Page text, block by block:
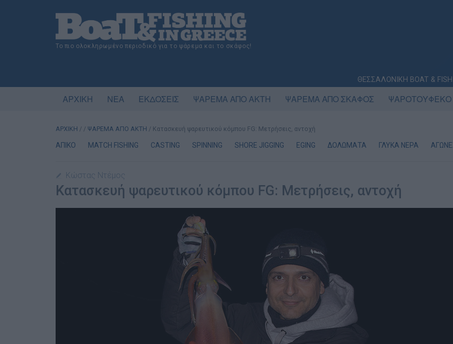
Το πιο ολοκληρωμένο περιοδικό για το ψάρεμα και το σκάφος!
ΘΕΣΣΑΛΟΝΙΚΗ BOAT &
ΑΡΧΙΚΗ ΝΕΑ ΕΚΔΟΣΕΙΣ ΨΑΡΕΜΑ ΑΠΟ ΑΚΤΗ ΨΑΡΕΜΑ ΑΠΟ ΣΚΑΦΟΣ ΨΑΡΟΤΟΥΦΕΚΟ
ΑΡΧΙΚΗ / / ΨΑΡΕΜΑ ΑΠΟ ΑΚΤΗ / Κατασκευή ψαρευτικού κόμπου FG: Μετρήσεις, αντοχή
ΑΠΙΚΟ MATCH FISHING CASTING SPINNING SHORE JIGGING EGING ΔΟΛΩΜΑΤΑ ΓΛΥΚΑ ΝΕΡΑ
Κώστας Ντέμος
Κατασκευή ψαρευτικού κόμπου FG: Μετρήσεις, αντοχή